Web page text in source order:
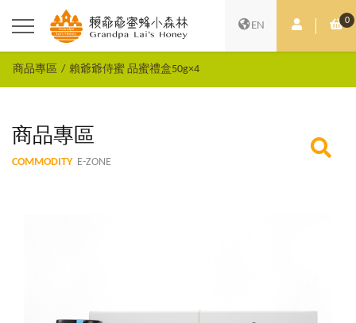
EN 會員中心0
購
商品專區 賴爺爺侍蜜 品蜜禮盒50g×4
商品專區
COMMODITY E-ZONE